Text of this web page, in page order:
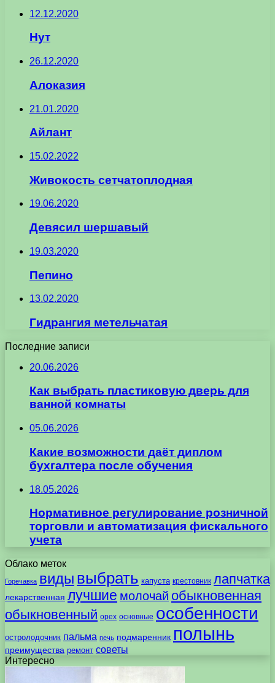
12.12.2020
Нут
26.12.2020
Алоказия
21.01.2020
Айлант
15.02.2022
Живокость сетчатоплодная
19.06.2020
Девясил шершавый
19.03.2020
Пепино
13.02.2020
Гидрангия метельчатая
Последние записи
20.06.2026
Как выбрать пластиковую дверь для
ванной комнаты
05.06.2026
Какие возможности даёт диплом
бухгалтера после обучения
18.05.2026
Нормативное регулирование розничной
торговли и автоматизация фискального
учета
Облако меток
Горечавка виды выбрать капуста крестовник лапчатка
лекарственная лучшие молочай обыкновенная
обыкновенный орех основные особенности
остролодочник пальма печь подмаренник полынь
преимущества ремонт советы
Интересно